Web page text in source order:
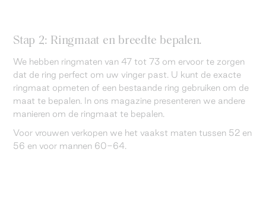
Stap 2: Ringmaat en breedte bepalen.
We hebben ringmaten van 47 tot 73 om ervoor te zorgen
dat de ring perfect om uw vinger past. U kunt de exacte
ringmaat opmeten of een bestaande ring gebruiken om de
maat te bepalen. In ons magazine presenteren we andere
manieren om de ringmaat te bepalen.
Voor vrouwen verkopen we het vaakst maten tussen 52 en
56 en voor mannen 60-64.